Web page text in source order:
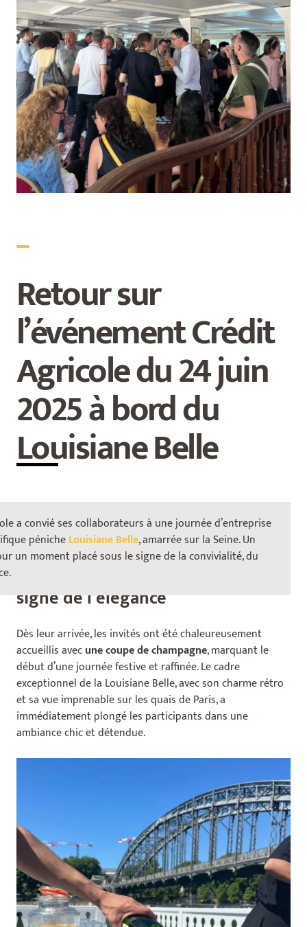
_
Retour sur
l’événement Crédit
Agricole du 24 juin
2025 à bord du
Louisiane Belle
a convié ses collaborateurs à une journée d’entreprise
pénicheLouisiane Belle, amarrée sur la Seine. Un
un moment placé sous le signe de la convivialité, du
signe de l’élégance
Dès leur arrivée, les invités ont été chaleureusement
accueillis avecune coupe de champagne, marquant le
début d’une journée festive et raffinée. Le cadre
exceptionnel de la Louisiane Belle, avec son charme rétro
et sa vue imprenable sur les quais de Paris, a
immédiatement plongé les participants dans une
ambiance chic et détendue.